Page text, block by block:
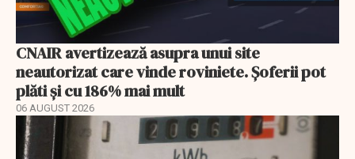
CNAIR avertizează asupra unui site
neautorizat care vinde roviniete. Șoferii pot
plăti și cu 186% mai mult
06 AUGUST 2026